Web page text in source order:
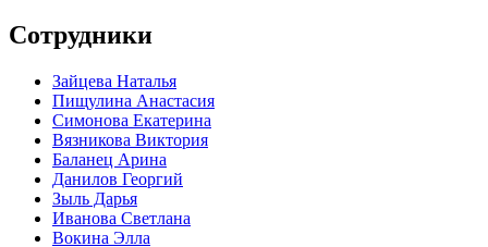
Сотрудники
Зайцева Наталья
Пищулина Анастасия
Симонова Екатерина
Вязникова Виктория
Баланец Арина
Данилов Георгий
Зыль Дарья
Иванова Светлана
Вокина Элла